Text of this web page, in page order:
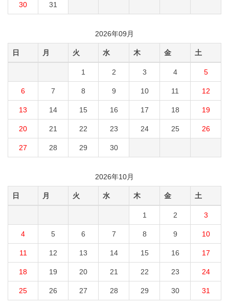
30 31
2026年09月
日 月 火 水 木 金 土
1 2 3 4 5
6 7 8 9 10 11 12
13 14 15 16 17 18 19
20 21 22 23 24 25 26
27 28 29 30
2026年10月
日 月 火 水 木 金 土
1 2 3
4 5 6 7 8 9 10
11 12 13 14 15 16 17
18 19 20 21 22 23 24
25 26 27 28 29 30 31